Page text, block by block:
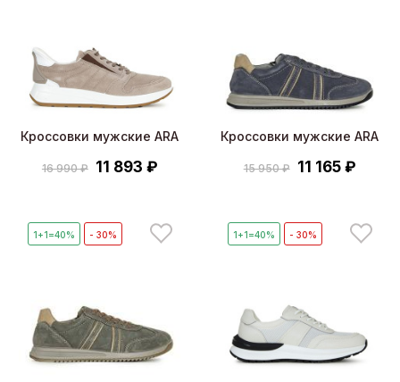
Кроссовки мужские ARA
16 990 ₽ 11 893 ₽
Кроссовки мужские ARA
15 950 ₽ 11 165 ₽
1+1=40% - 30% 1+1=40% - 30%